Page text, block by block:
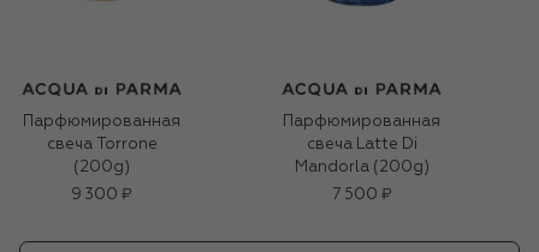
Парфюмированная
свеча Torrone
(200g)
9 300 ₽
Парфюмированная
свеча Latte Di
Mandorla (200g)
7 500 ₽